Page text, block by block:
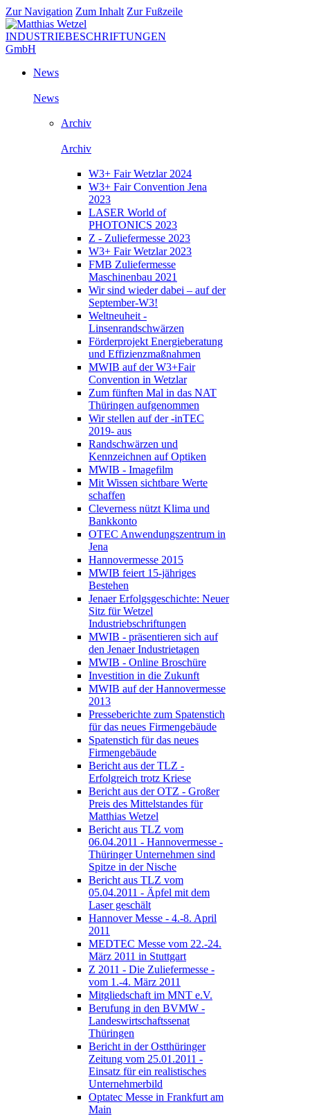
Zur Navigation Zum Inhalt Zur Fußzeile
News
News
Archiv
Archiv
W3+ Fair Wetzlar 2024
W3+ Fair Convention Jena
2023
LASER World of
PHOTONICS 2023
Z - Zuliefermesse 2023
W3+ Fair Wetzlar 2023
FMB Zuliefermesse
Maschinenbau 2021
Wir sind wieder dabei – auf der
September-W3!
Weltneuheit -
Linsenrandschwärzen
Förderprojekt Energieberatung
und Effizienzmaßnahmen
MWIB auf der W3+Fair
Convention in Wetzlar
Zum fünften Mal in das NAT
Thüringen aufgenommen
Wir stellen auf der -inTEC
2019- aus
Randschwärzen und
Kennzeichnen auf Optiken
MWIB - Imagefilm
Mit Wissen sichtbare Werte
schaffen
Cleverness nützt Klima und
Bankkonto
OTEC Anwendungszentrum in
Jena
Hannovermesse 2015
MWIB feiert 15-jähriges
Bestehen
Jenaer Erfolgsgeschichte: Neuer
Sitz für Wetzel
Industriebschriftungen
MWIB - präsentieren sich auf
den Jenaer Industrietagen
MWIB - Online Broschüre
Investition in die Zukunft
MWIB auf der Hannovermesse
2013
Presseberichte zum Spatenstich
für das neues Firmengebäude
Spatenstich für das neues
Firmengebäude
Bericht aus der TLZ -
Erfolgreich trotz Kriese
Bericht aus der OTZ - Großer
Preis des Mittelstandes für
Matthias Wetzel
Bericht aus TLZ vom
06.04.2011 - Hannovermesse -
Thüringer Unternehmen sind
Spitze in der Nische
Bericht aus TLZ vom
05.04.2011 - Äpfel mit dem
Laser geschält
Hannover Messe - 4.-8. April
2011
MEDTEC Messe vom 22.-24.
März 2011 in Stuttgart
Z 2011 - Die Zuliefermesse -
vom 1.-4. März 2011
Mitgliedschaft im MNT e.V.
Berufung in den BVMW -
Landeswirtschaftssenat
Thüringen
Bericht in der Ostthüringer
Zeitung vom 25.01.2011 -
Einsatz für ein realistisches
Unternehmerbild
Optatec Messe in Frankfurt am
Main